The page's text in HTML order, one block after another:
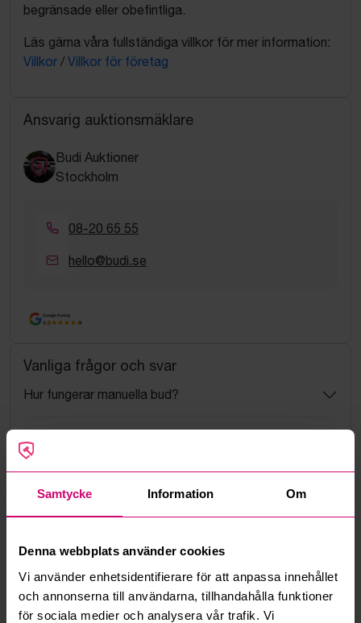
Samtycke Information Om
Denna webbplats använder cookies
Vi använder enhetsidentifierare för att anpassa innehållet
och annonserna till användarna, tillhandahålla funktioner
för sociala medier och analysera vår trafik. Vi
begränsade eller obefintliga.
Läs gärna våra fullständiga villkor för mer information:
Villkor / Villkor för företag
Ansvarig auktionsmäklare
Budi Auktioner
Stockholm
08-20 65 55
hello@budi.se
Google Rating
4.5
Vanliga frågor och svar
Hur fungerar manuella bud?
Kan jag ångra ett bud?